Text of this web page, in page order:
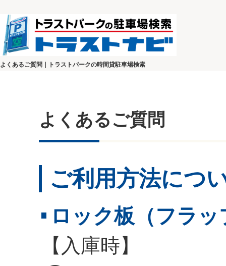
よくあるご質問｜トラストパークの時間貸駐車場検索
よくあるご質問
ご利用方法につ
ロック板（フラ
【入庫時】